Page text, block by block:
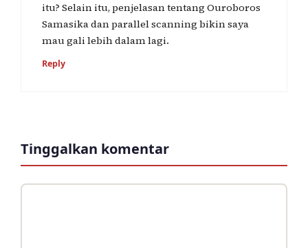
itu? Selain itu, penjelasan tentang Ouroboros
Samasika dan parallel scanning bikin saya
mau gali lebih dalam lagi.
Reply
Tinggalkan komentar
Komentar
Nama
Surel
Situs